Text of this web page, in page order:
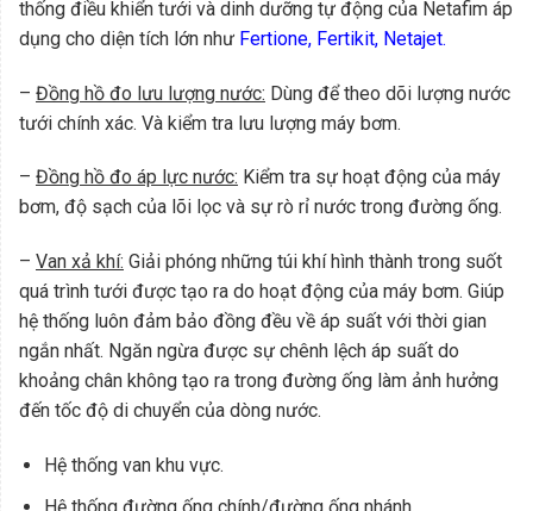
thống điều khiển tưới và dinh dưỡng tự động của Netafim áp
dụng cho diện tích lớn như Fertione, Fertikit, Netajet.
– Đồng hồ đo lưu lượng nước: Dùng để theo dõi lượng nước
tưới chính xác. Và kiểm tra lưu lượng máy bơm.
– Đồng hồ đo áp lực nước: Kiểm tra sự hoạt động của máy
bơm, độ sạch của lõi lọc và sự rò rỉ nước trong đường ống.
– Van xả khí: Giải phóng những túi khí hình thành trong suốt
quá trình tưới được tạo ra do hoạt động của máy bơm. Giúp
hệ thống luôn đảm bảo đồng đều về áp suất với thời gian
ngắn nhất. Ngăn ngừa được sự chênh lệch áp suất do
khoảng chân không tạo ra trong đường ống làm ảnh hưởng
đến tốc độ di chuyển của dòng nước.
Hệ thống van khu vực.
Hệ thống đường ống chính/đường ống nhánh.